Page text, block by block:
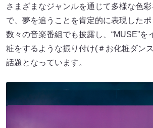
さまざまなジャンルを通じて多様な色
で、夢を追うことを肯定的に表現したポ
数々の音楽番組でも披露し、“MUSE”を
粧をするような振り付け(＃お化粧ダン
話題となっています。